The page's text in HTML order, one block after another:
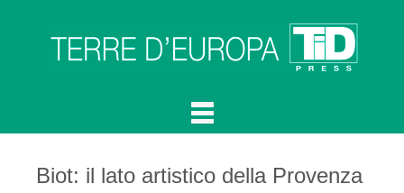
Biot: il lato artistico della Provenza